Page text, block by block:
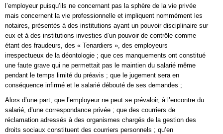
l’employeur puisqu’ils ne concernant pas la sphère de la vie privée
mais concernent la vie professionnelle et impliquent nommément les
notaires, présentés à des institutions ayant un pouvoir disciplinaire sur
eux et à des institutions investies d’un pouvoir de contrôle comme
étant des fraudeurs, des « Tenardiers », des employeurs
irrespectueux de la déontologie ; que ces manquements ont constitué
une faute grave qui ne permettait pas le maintien du salarié même
pendant le temps limité du préavis ; que le jugement sera en
conséquence infirmé et le salarié débouté de ses demandes ;
Alors d’une part, que l’employeur ne peut se prévaloir, à l’encontre du
salarié, d’une correspondance privée ; que des courriers de
réclamation adressés à des organismes chargés de la gestion des
droits sociaux constituent des courriers personnels ; qu’en